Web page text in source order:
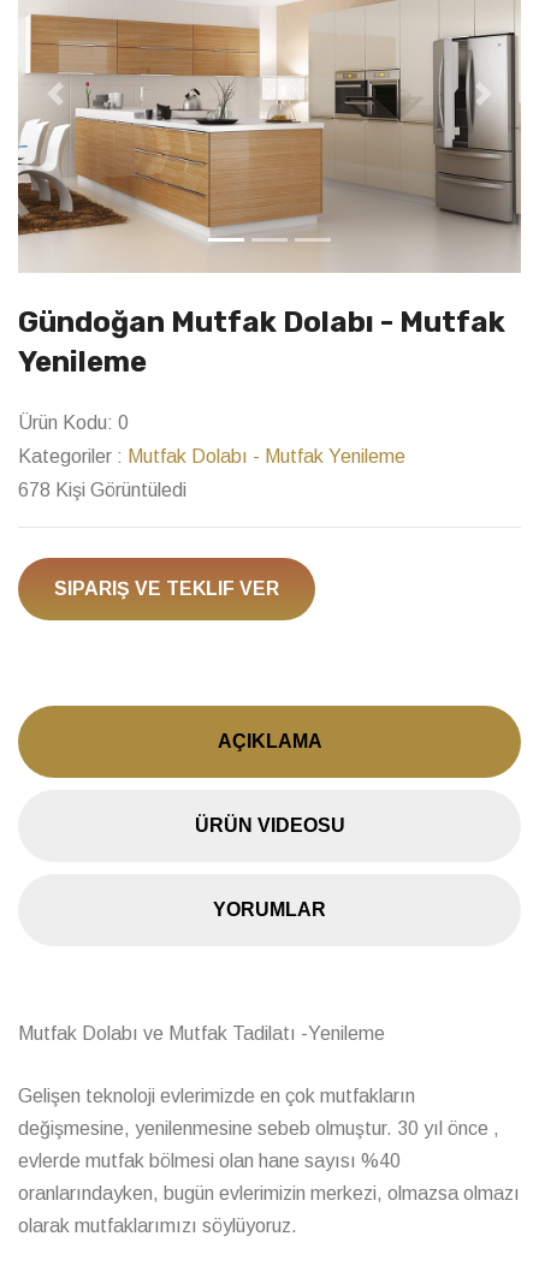
Previous Next
Gündoğan Mutfak Dolabı - Mutfak
Yenileme
Ürün Kodu: 0
Kategoriler : Mutfak Dolabı - Mutfak Yenileme
678 Kişi Görüntüledi
SIPARIŞ VE TEKLIF VER
AÇIKLAMA
ÜRÜN VIDEOSU
YORUMLAR
Mutfak Dolabı ve Mutfak Tadilatı -Yenileme
Gelişen teknoloji evlerimizde en çok mutfakların
değişmesine, yenilenmesine sebeb olmuştur. 30 yıl önce ,
evlerde mutfak bölmesi olan hane sayısı %40
oranlarındayken, bugün evlerimizin merkezi, olmazsa olmazı
olarak mutfaklarımızı söylüyoruz.